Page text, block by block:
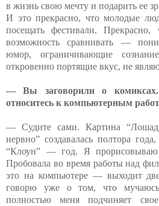
в жизнь свою мечту и подарить ее
И это прекрасно, что молодые
посещать фестивали. Прекрасно,
возможность сравнивать —
юмор, ограничивающие
откровенно портящие вкус, не
— Вы заговорили о
относитесь к компьютерным
— Судите сами. Картина
нервно” создавалась полтора
“Клоун” — год. Я прорисовываю
Пробовала во время работы над
это на компьютере — выходит
говорю уже о том, что
полностью меня подчиняет